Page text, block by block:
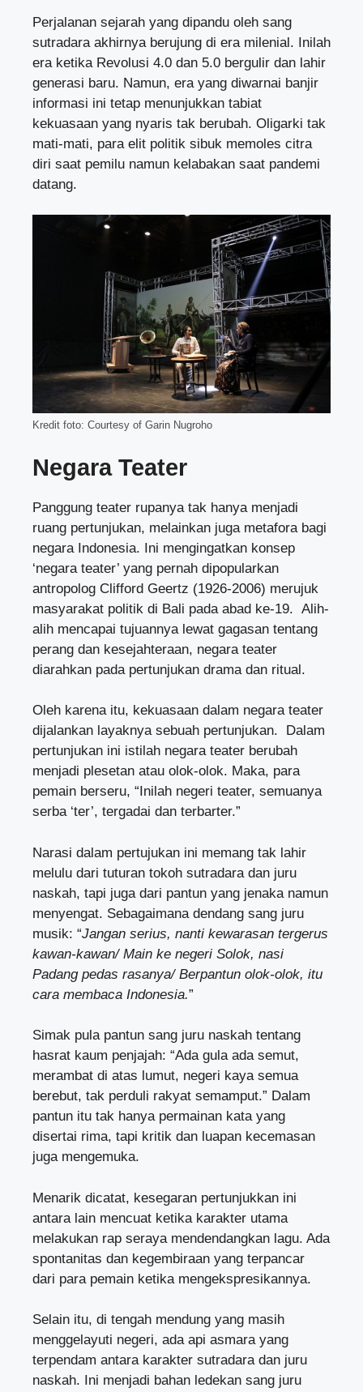
Perjalanan sejarah yang dipandu oleh sang
sutradara akhirnya berujung di era milenial. Inilah
era ketika Revolusi 4.0 dan 5.0 bergulir dan lahir
generasi baru. Namun, era yang diwarnai banjir
informasi ini tetap menunjukkan tabiat
kekuasaan yang nyaris tak berubah. Oligarki tak
mati-mati, para elit politik sibuk memoles citra
diri saat pemilu namun kelabakan saat pandemi
datang.
Kredit foto: Courtesy of Garin Nugroho
Negara Teater
Panggung teater rupanya tak hanya menjadi
ruang pertunjukan, melainkan juga metafora bagi
negara Indonesia. Ini mengingatkan konsep
‘negara teater’ yang pernah dipopularkan
antropolog Clifford Geertz (1926-2006) merujuk
masyarakat politik di Bali pada abad ke-19. Alih-
alih mencapai tujuannya lewat gagasan tentang
perang dan kesejahteraan, negara teater
diarahkan pada pertunjukan drama dan ritual.
Oleh karena itu, kekuasaan dalam negara teater
dijalankan layaknya sebuah pertunjukan. Dalam
pertunjukan ini istilah negara teater berubah
menjadi plesetan atau olok-olok. Maka, para
pemain berseru, “Inilah negeri teater, semuanya
serba ‘ter’, tergadai dan terbarter.”
Narasi dalam pertujukan ini memang tak lahir
melulu dari tuturan tokoh sutradara dan juru
naskah, tapi juga dari pantun yang jenaka namun
menyengat. Sebagaimana dendang sang juru
musik: “Jangan serius, nanti kewarasan tergerus
kawan-kawan/ Main ke negeri Solok, nasi
Padang pedas rasanya/ Berpantun olok-olok, itu
cara membaca Indonesia.”
Simak pula pantun sang juru naskah tentang
hasrat kaum penjajah: “Ada gula ada semut,
merambat di atas lumut, negeri kaya semua
berebut, tak perduli rakyat semamput.” Dalam
pantun itu tak hanya permainan kata yang
disertai rima, tapi kritik dan luapan kecemasan
juga mengemuka.
Menarik dicatat, kesegaran pertunjukkan ini
antara lain mencuat ketika karakter utama
melakukan rap seraya mendendangkan lagu. Ada
spontanitas dan kegembiraan yang terpancar
dari para pemain ketika mengekspresikannya.
Selain itu, di tengah mendung yang masih
menggelayuti negeri, ada api asmara yang
terpendam antara karakter sutradara dan juru
naskah. Ini menjadi bahan ledekan sang juru